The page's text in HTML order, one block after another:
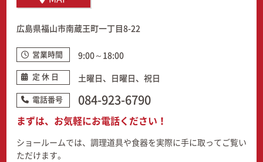
広島県福山市南蔵王町一丁目8-22
営業時間 9:00～18:00
定 休 日 土曜日、日曜日、祝日
電話番号 084-923-6790
まずは、お気軽にお電話ください！
ショールームでは、調理道具や食器を実際に手に取ってご覧い
ただけます。